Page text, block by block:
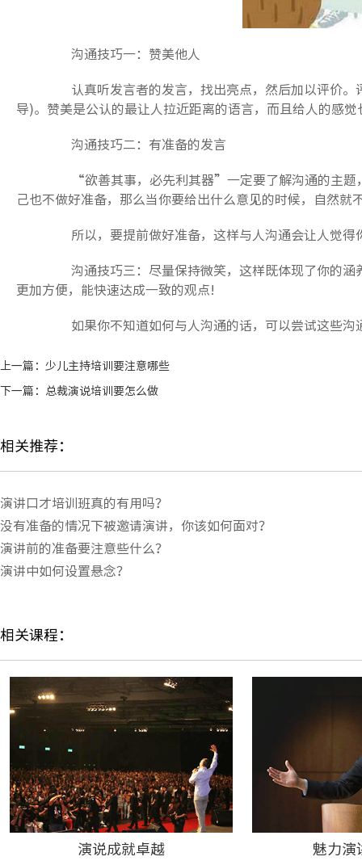
沟通技巧一：赞美他人
认真听发言者的发言，找出亮点，然后加以评价。
导)。赞美是公认的最让人拉近距离的语言，而且给人的感
沟通技巧二：有准备的发言
“欲善其事，必先利其器”一定要了解沟通的主题，
己也不做好准备，那么当你要给出什么意见的时候，自然就
所以，要提前做好准备，这样与人沟通会让人觉得
沟通技巧三：尽量保持微笑，这样既体现了你的涵
更加方便，能快速达成一致的观点!
如果你不知道如何与人沟通的话，可以尝试这些沟
上一篇： 少儿主持培训要注意哪些
下一篇： 总裁演说培训要怎么做
相关推荐：
演讲口才培训班真的有用吗？
没有准备的情况下被邀请演讲，你该如何面对？
演讲前的准备要注意些什么？
演讲中如何设置悬念？
相关课程：
演说成就卓越 魅力演